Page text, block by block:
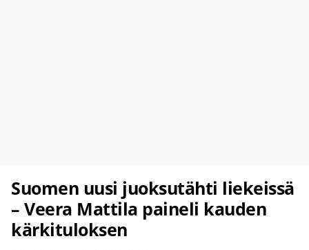
Suomen uusi juoksutähti liekeissä
– Veera Mattila paineli kauden
kärkituloksen